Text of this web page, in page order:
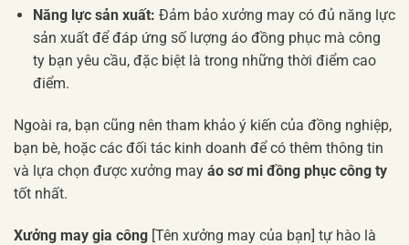
Năng lực sản xuất: Đảm bảo xưởng may có đủ năng lực
sản xuất để đáp ứng số lượng áo đồng phục mà công
ty bạn yêu cầu, đặc biệt là trong những thời điểm cao
điểm.
Ngoài ra, bạn cũng nên tham khảo ý kiến của đồng nghiệp,
bạn bè, hoặc các đối tác kinh doanh để có thêm thông tin
và lựa chọn được xưởng may áo sơ mi đồng phục công ty
tốt nhất.
Xưởng may gia công [Tên xưởng may của bạn] tự hào là